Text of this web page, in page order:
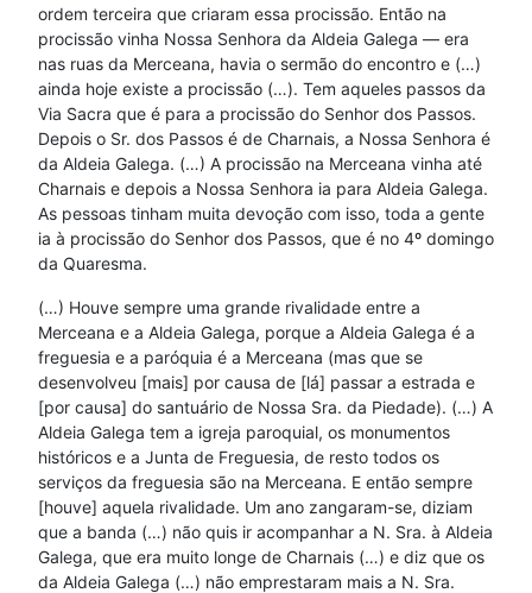
ordem terceira que criaram essa procissão. Então na
procissão vinha Nossa Senhora da Aldeia Galega — era
nas ruas da Merceana, havia o sermão do encontro e (…)
ainda hoje existe a procissão (…). Tem aqueles passos da
Via Sacra que é para a procissão do Senhor dos Passos.
Depois o Sr. dos Passos é de Charnais, a Nossa Senhora é
da Aldeia Galega. (…) A procissão na Merceana vinha até
Charnais e depois a Nossa Senhora ia para Aldeia Galega.
As pessoas tinham muita devoção com isso, toda a gente
ia à procissão do Senhor dos Passos, que é no 4º domingo
da Quaresma.
(…) Houve sempre uma grande rivalidade entre a
Merceana e a Aldeia Galega, porque a Aldeia Galega é a
freguesia e a paróquia é a Merceana (mas que se
desenvolveu [mais] por causa de [lá] passar a estrada e
[por causa] do santuário de Nossa Sra. da Piedade). (…) A
Aldeia Galega tem a igreja paroquial, os monumentos
históricos e a Junta de Freguesia, de resto todos os
serviços da freguesia são na Merceana. E então sempre
[houve] aquela rivalidade. Um ano zangaram-se, diziam
que a banda (…) não quis ir acompanhar a N. Sra. à Aldeia
Galega, que era muito longe de Charnais (…) e diz que os
da Aldeia Galega (…) não emprestaram mais a N. Sra.